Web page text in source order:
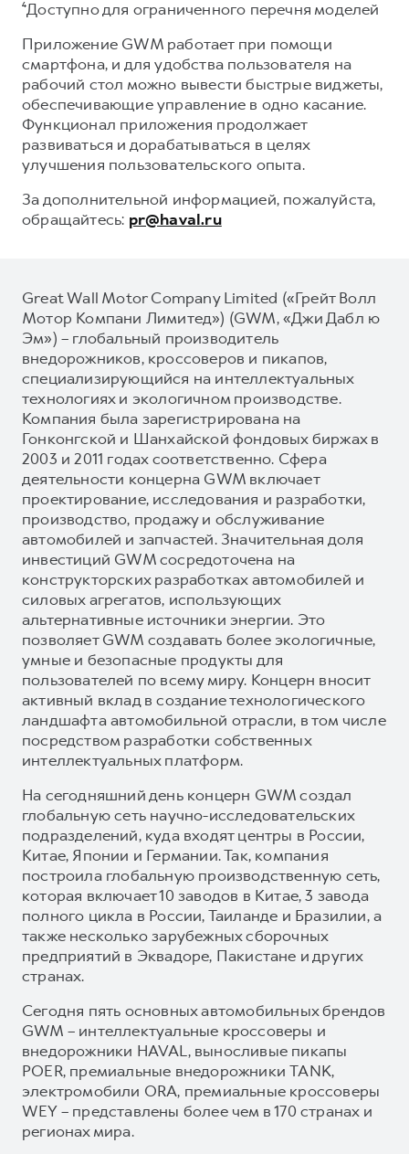
⁴Доступно для ограниченного перечня моделей
Приложение GWM работает при помощи
смартфона, и для удобства пользователя на
рабочий стол можно вывести быстрые виджеты,
обеспечивающие управление в одно касание.
Функционал приложения продолжает
развиваться и дорабатываться в целях
улучшения пользовательского опыта.
За дополнительной информацией, пожалуйста,
обращайтесь: pr@haval.ru
Great Wall Motor Company Limited («Грейт Волл
Мотор Компани Лимитед») (GWM, «Джи Дабл ю
Эм») – глобальный производитель
внедорожников, кроссоверов и пикапов,
специализирующийся на интеллектуальных
технологиях и экологичном производстве.
Компания была зарегистрирована на
Гонконгской и Шанхайской фондовых биржах в
2003 и 2011 годах соответственно. Сфера
деятельности концерна GWM включает
проектирование, исследования и разработки,
производство, продажу и обслуживание
автомобилей и запчастей. Значительная доля
инвестиций GWM сосредоточена на
конструкторских разработках автомобилей и
силовых агрегатов, использующих
альтернативные источники энергии. Это
позволяет GWM создавать более экологичные,
умные и безопасные продукты для
пользователей по всему миру. Концерн вносит
активный вклад в создание технологического
ландшафта автомобильной отрасли, в том числе
посредством разработки собственных
интеллектуальных платформ.
На сегодняшний день концерн GWM создал
глобальную сеть научно-исследовательских
подразделений, куда входят центры в России,
Китае, Японии и Германии. Так, компания
построила глобальную производственную сеть,
которая включает 10 заводов в Китае, 3 завода
полного цикла в России, Таиланде и Бразилии, а
также несколько зарубежных сборочных
предприятий в Эквадоре, Пакистане и других
странах.
Сегодня пять основных автомобильных брендов
GWM – интеллектуальные кроссоверы и
внедорожники HAVAL, выносливые пикапы
POER, премиальные внедорожники TANK,
электромобили ORA, премиальные кроссоверы
WEY – представлены более чем в 170 странах и
регионах мира.